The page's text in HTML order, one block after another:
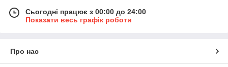
Сьогодні працює з 00:00 до 24:00
Показати весь графік роботи
Про нас